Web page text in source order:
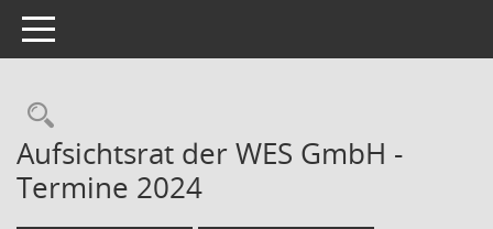
Toggle navigation
Rechercheauswahl
Aufsichtsrat der WES GmbH -
Termine 2024